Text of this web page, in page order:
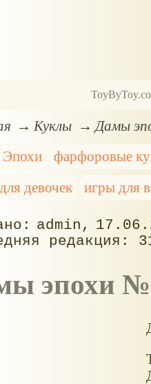
Куклы
Дамы
фарфоровые
девочек
игры для
admin
эпохи